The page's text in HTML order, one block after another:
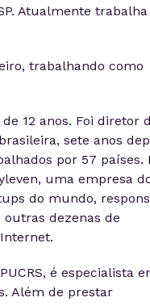
Atualmente trabalha
trabalhando como
12 anos. Foi diretor
sete anos
por 57 países.
uma empresa
do mundo,
dezenas de
é especialista
Além de prestar